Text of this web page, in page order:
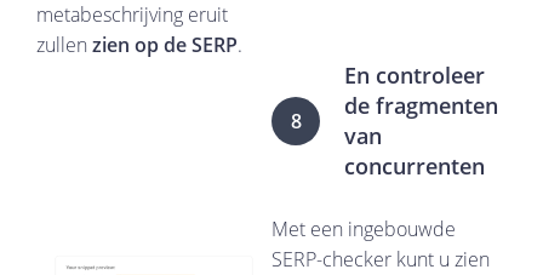
metabeschrijving eruit
zullen zien op de SERP.
8
En controleer
de fragmenten
van
concurrenten
Met een ingebouwde
SERP-checker kunt u zien